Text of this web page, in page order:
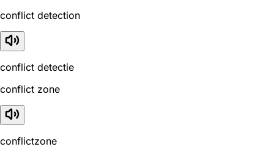
conflict detection
conflict detectie
conflict zone
conflictzone